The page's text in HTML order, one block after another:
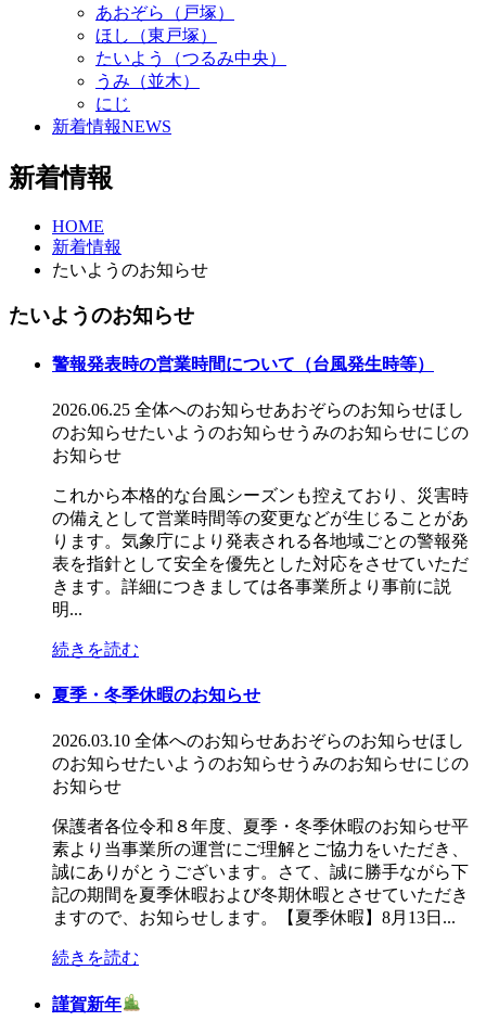
あおぞら（戸塚）
ほし（東戸塚）
たいよう（つるみ中央）
うみ（並木）
にじ
新着情報NEWS
新着情報
HOME
新着情報
たいようのお知らせ
たいようのお知らせ
警報発表時の営業時間について（台風発生時等）
2026.06.25 全体へのお知らせあおぞらのお知らせほし
のお知らせたいようのお知らせうみのお知らせにじの
お知らせ
これから本格的な台風シーズンも控えており、災害時
の備えとして営業時間等の変更などが生じることがあ
ります。気象庁により発表される各地域ごとの警報発
表を指針として安全を優先とした対応をさせていただ
きます。詳細につきましては各事業所より事前に説
明...
続きを読む
夏季・冬季休暇のお知らせ
2026.03.10 全体へのお知らせあおぞらのお知らせほし
のお知らせたいようのお知らせうみのお知らせにじの
お知らせ
保護者各位令和８年度、夏季・冬季休暇のお知らせ平
素より当事業所の運営にご理解とご協力をいただき、
誠にありがとうございます。さて、誠に勝手ながら下
記の期間を夏季休暇および冬期休暇とさせていただき
ますので、お知らせします。【夏季休暇】8月13日...
続きを読む
謹賀新年